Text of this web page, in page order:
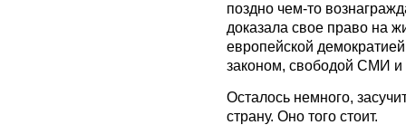
поздно чем-то
доказала свое право на
европейской
законом, свободой СМИ и
Осталось немного,
страну. Оно того стоит.